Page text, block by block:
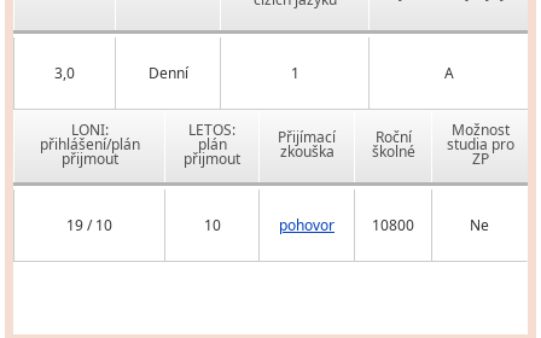
3,0 Denní 1 A
LONI:
přihlášení/plán
přijmout
LETOS:
plán
přijmout
Přijímací
zkouška
Roční
školné
Možnost
studia pro
ZP
19 / 10 10 pohovor 10800 Ne